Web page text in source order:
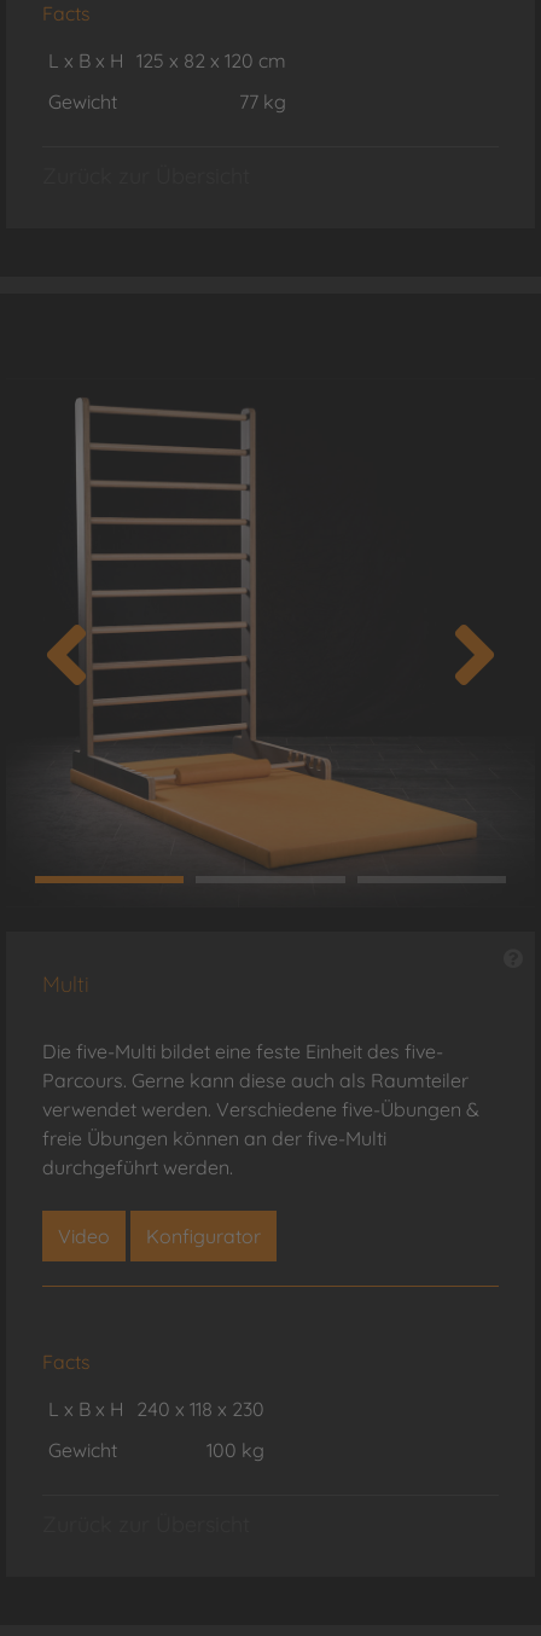
Facts
L x B x H 125 x 82 x 120 cm
Gewicht
77 kg
Multi
Die five-Multi bildet eine feste Einheit des five-
Parcours. Gerne kann diese auch als Raumteiler
verwendet werden. Verschiedene five-Übungen &
freie Übungen können an der five-Multi
durchgeführt werden.
Video Konfigurator
Facts
L x B x H
240 x 118 x 230
Gewicht
100 kg